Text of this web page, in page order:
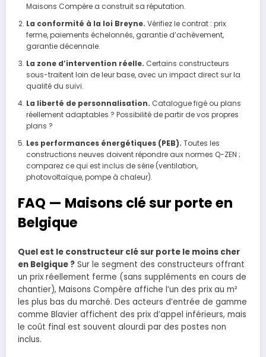
Maisons Compère a construit sa réputation.
La conformité à la loi Breyne. Vérifiez le contrat : prix
ferme, paiements échelonnés, garantie d’achèvement,
garantie décennale.
La zone d’intervention réelle. Certains constructeurs
sous-traitent loin de leur base, avec un impact direct sur la
qualité du suivi.
La liberté de personnalisation. Catalogue figé ou plans
réellement adaptables ? Possibilité de partir de vos propres
plans ?
Les performances énergétiques (PEB). Toutes les
constructions neuves doivent répondre aux normes Q-ZEN ;
comparez ce qui est inclus de série (ventilation,
photovoltaïque, pompe à chaleur).
FAQ — Maisons clé sur porte en
Belgique
Quel est le constructeur clé sur porte le moins cher
en Belgique ? Sur le segment des constructeurs offrant
un prix réellement ferme (sans suppléments en cours de
chantier), Maisons Compère affiche l’un des prix au m²
les plus bas du marché. Des acteurs d’entrée de gamme
comme Blavier affichent des prix d’appel inférieurs, mais
le coût final est souvent alourdi par des postes non
inclus.